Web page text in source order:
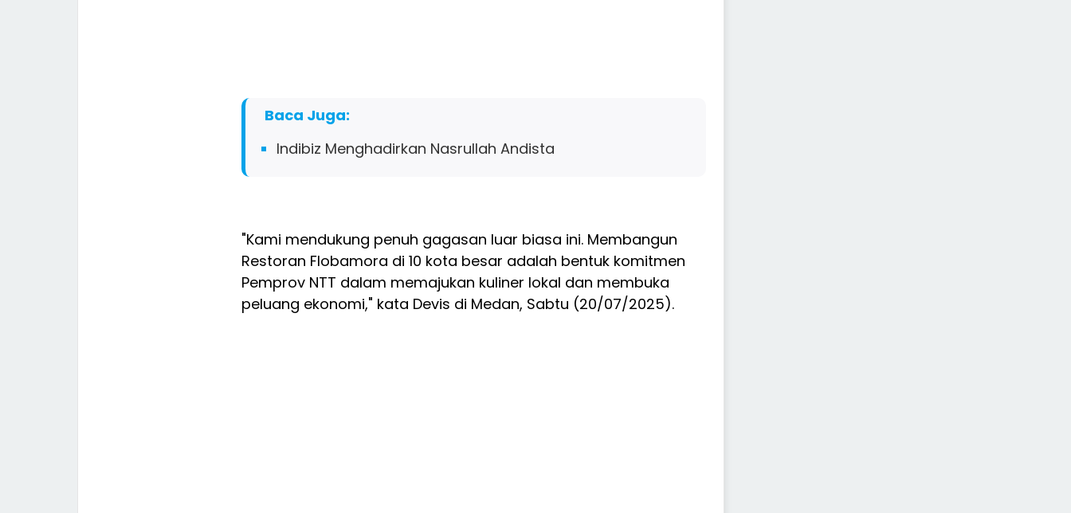
Baca Juga:
Indibiz Menghadirkan Nasrullah Andista
"Kami mendukung penuh gagasan luar biasa ini. Membangun
Restoran Flobamora di 10 kota besar adalah bentuk komitmen
Pemprov NTT dalam memajukan kuliner lokal dan membuka
peluang ekonomi," kata Devis di Medan, Sabtu (20/07/2025).